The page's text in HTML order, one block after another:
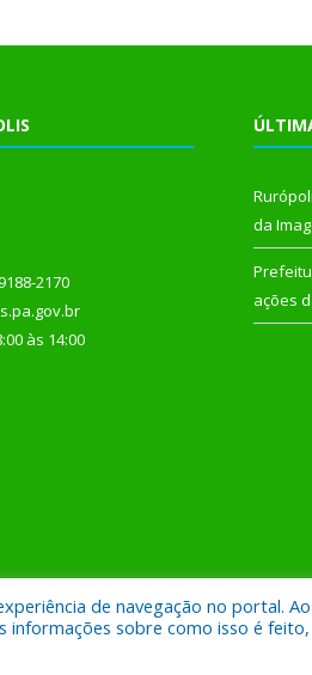
2170
às 14:00
da
ações
a Prefeitura Municipal de Rurópolis.
de navegação no portal.
sobre como isso é feito,